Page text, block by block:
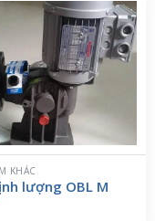
KHÁC
lượng OBL M